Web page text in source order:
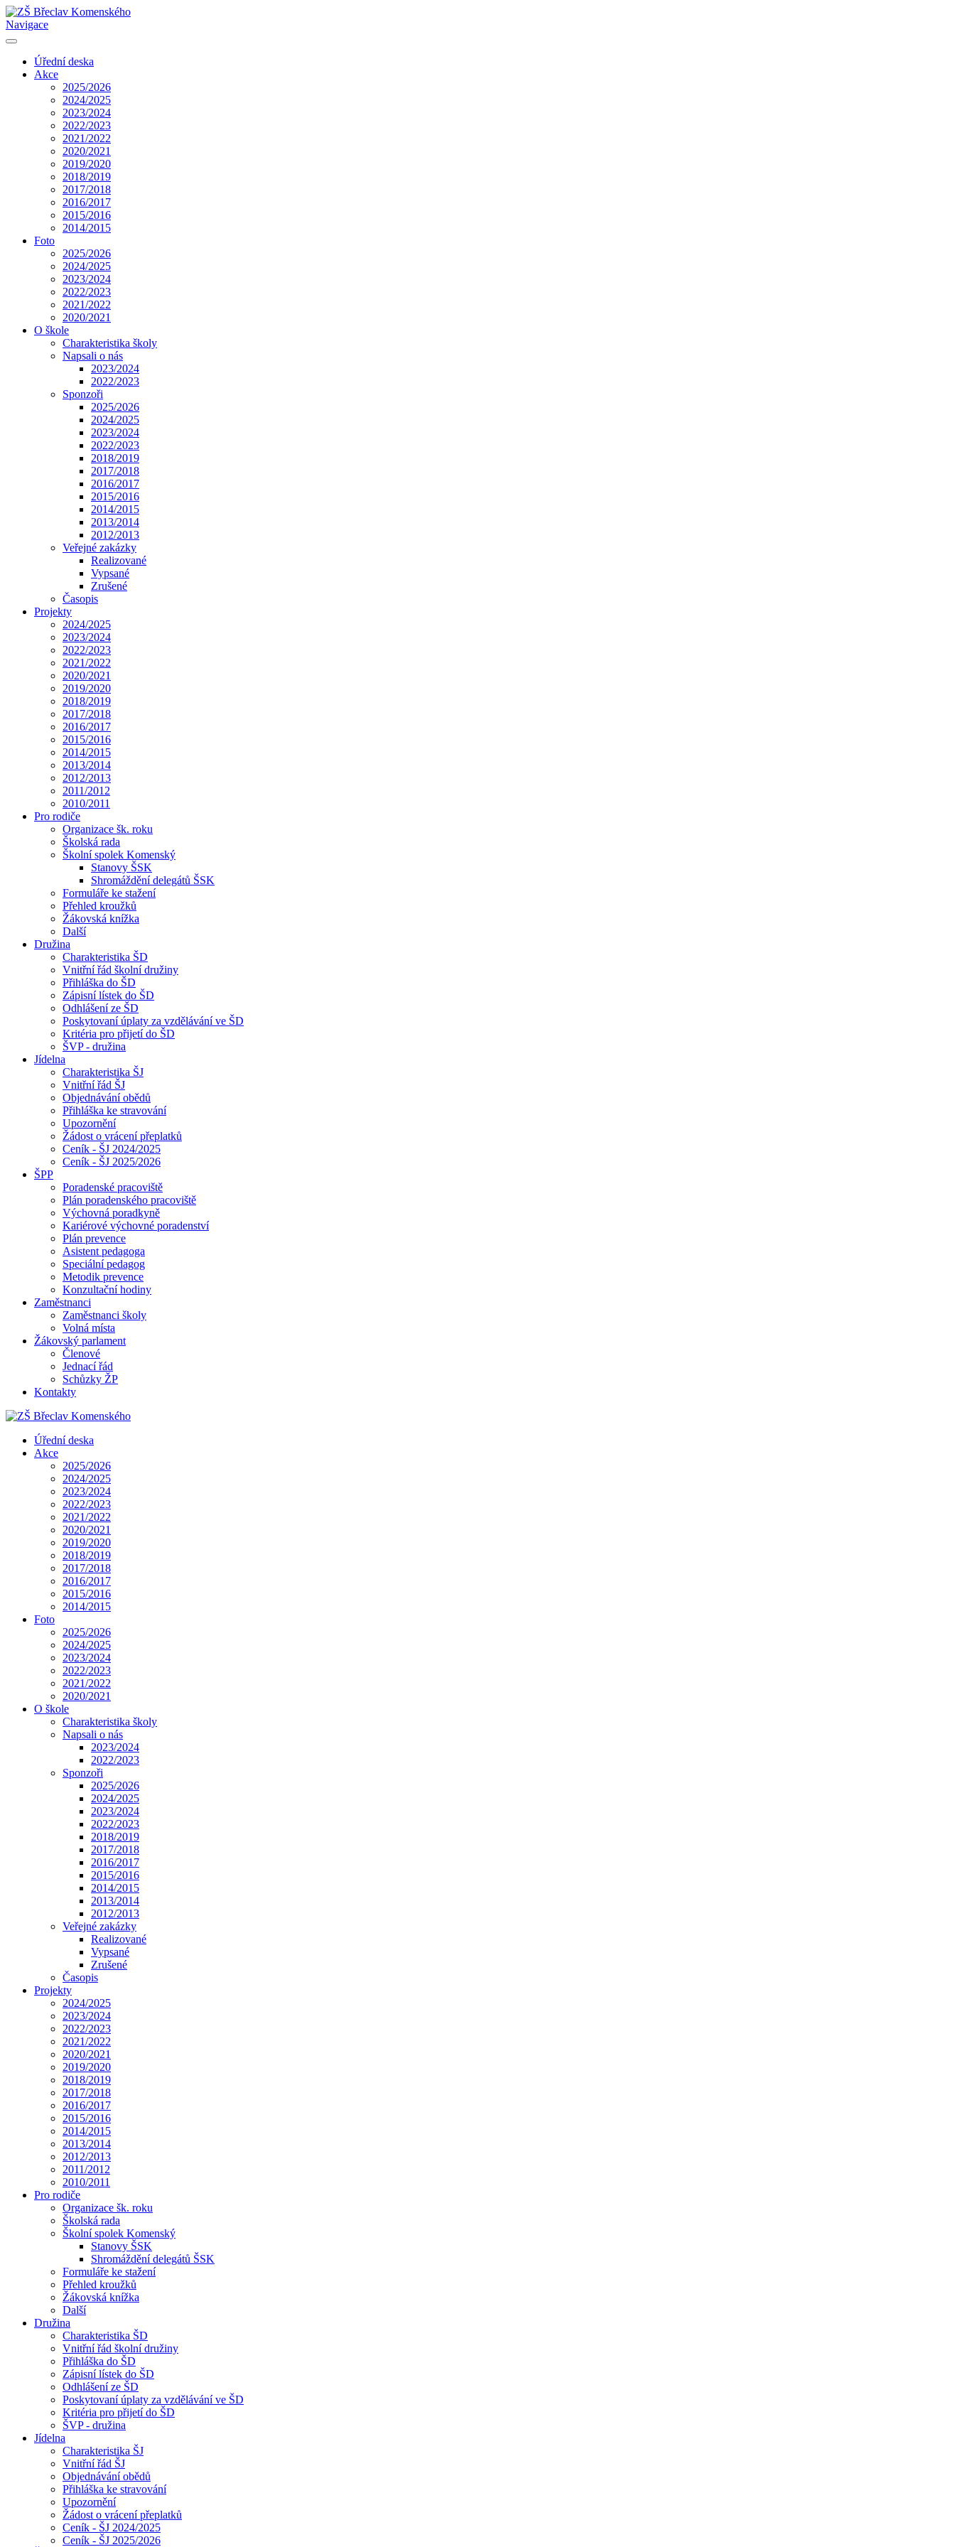
Navigace
Úřední deska
Akce
2025/2026
2024/2025
2023/2024
2022/2023
2021/2022
2020/2021
2019/2020
2018/2019
2017/2018
2016/2017
2015/2016
2014/2015
Foto
2025/2026
2024/2025
2023/2024
2022/2023
2021/2022
2020/2021
O škole
Charakteristika školy
Napsali o nás
2023/2024
2022/2023
Sponzoři
2025/2026
2024/2025
2023/2024
2022/2023
2018/2019
2017/2018
2016/2017
2015/2016
2014/2015
2013/2014
2012/2013
Veřejné zakázky
Realizované
Vypsané
Zrušené
Časopis
Projekty
2024/2025
2023/2024
2022/2023
2021/2022
2020/2021
2019/2020
2018/2019
2017/2018
2016/2017
2015/2016
2014/2015
2013/2014
2012/2013
2011/2012
2010/2011
Pro rodiče
Organizace šk. roku
Školská rada
Školní spolek Komenský
Stanovy ŠSK
Shromáždění delegátů ŠSK
Formuláře ke stažení
Přehled kroužků
Žákovská knížka
Další
Družina
Charakteristika ŠD
Vnitřní řád školní družiny
Přihláška do ŠD
Zápisní lístek do ŠD
Odhlášení ze ŠD
Poskytovaní úplaty za vzdělávání ve ŠD
Kritéria pro přijetí do ŠD
ŠVP - družina
Jídelna
Charakteristika ŠJ
Vnitřní řád ŠJ
Objednávání obědů
Přihláška ke stravování
Upozornění
Žádost o vrácení přeplatků
Ceník - ŠJ 2024/2025
Ceník - ŠJ 2025/2026
ŠPP
Poradenské pracoviště
Plán poradenského pracoviště
Výchovná poradkyně
Kariérové výchovné poradenství
Plán prevence
Asistent pedagoga
Speciální pedagog
Metodik prevence
Konzultační hodiny
Zaměstnanci
Zaměstnanci školy
Volná místa
Žákovský parlament
Členové
Jednací řád
Schůzky ŽP
Kontakty
Úřední deska
Akce
2025/2026
2024/2025
2023/2024
2022/2023
2021/2022
2020/2021
2019/2020
2018/2019
2017/2018
2016/2017
2015/2016
2014/2015
Foto
2025/2026
2024/2025
2023/2024
2022/2023
2021/2022
2020/2021
O škole
Charakteristika školy
Napsali o nás
2023/2024
2022/2023
Sponzoři
2025/2026
2024/2025
2023/2024
2022/2023
2018/2019
2017/2018
2016/2017
2015/2016
2014/2015
2013/2014
2012/2013
Veřejné zakázky
Realizované
Vypsané
Zrušené
Časopis
Projekty
2024/2025
2023/2024
2022/2023
2021/2022
2020/2021
2019/2020
2018/2019
2017/2018
2016/2017
2015/2016
2014/2015
2013/2014
2012/2013
2011/2012
2010/2011
Pro rodiče
Organizace šk. roku
Školská rada
Školní spolek Komenský
Stanovy ŠSK
Shromáždění delegátů ŠSK
Formuláře ke stažení
Přehled kroužků
Žákovská knížka
Další
Družina
Charakteristika ŠD
Vnitřní řád školní družiny
Přihláška do ŠD
Zápisní lístek do ŠD
Odhlášení ze ŠD
Poskytovaní úplaty za vzdělávání ve ŠD
Kritéria pro přijetí do ŠD
ŠVP - družina
Jídelna
Charakteristika ŠJ
Vnitřní řád ŠJ
Objednávání obědů
Přihláška ke stravování
Upozornění
Žádost o vrácení přeplatků
Ceník - ŠJ 2024/2025
Ceník - ŠJ 2025/2026